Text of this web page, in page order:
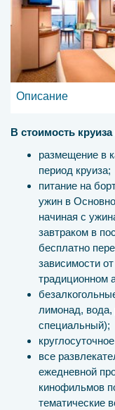
Описание
В стоимость
размещение в
период круиза;
питание на
ужин в
начиная с
завтраком в
бесплатно
зависимости
традиционном
лимонад, вода,
специальный);
все
ежедневной
кинофильмов
тематические